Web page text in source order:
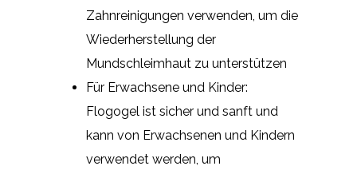
Zahnreinigungen verwenden, um die
Wiederherstellung der
Mundschleimhaut zu unterstützen
Für Erwachsene und Kinder:
Flogogel ist sicher und sanft und
kann von Erwachsenen und Kindern
verwendet werden, um